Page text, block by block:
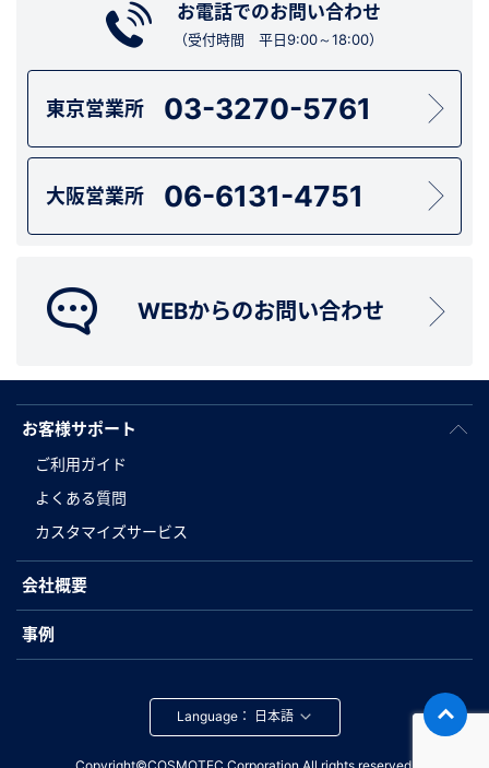
お電話でのお問い合わせ
（受付時間 平日9:00～18:00）
東京営業所 03-3270-5761
大阪営業所 06-6131-4751
WEBからのお問い合わせ
お客様サポート
ご利用ガイド
よくある質問
カスタマイズサービス
会社概要
事例
Language：